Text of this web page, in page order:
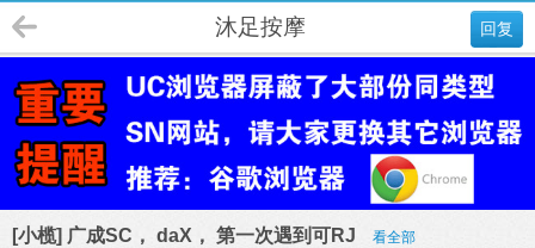
回复
沐足按摩
[小榄] 广成SC， daX， 第一次遇到可RJ 看全部